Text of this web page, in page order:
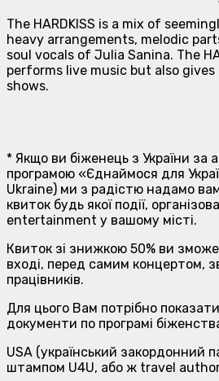
The HARDKISS is a mix of
heavy arrangements, melodic
soul vocals of Julia Sanina. The
performs live music but also
shows.
* Якщо ви біженець з України за
програмою «Єднаймося для
Ukraine) ми з радістю надамо
квиток будь якої події,
entertainment у вашому місті.
Квиток зі знижкою 50% ви
вході, перед самим концертом,
працівників.
Для цього Вам потрібно
документи по програмі
USA (український закордонний
штампом U4U, або ж travel